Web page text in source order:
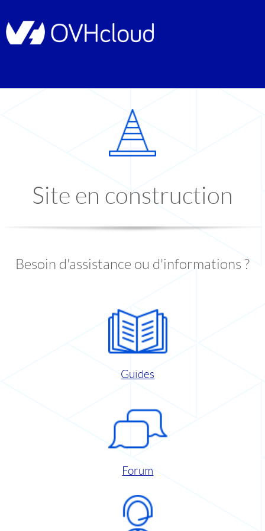
Site en construction
Besoin d'assistance ou d'informations ?
Guides
Forum